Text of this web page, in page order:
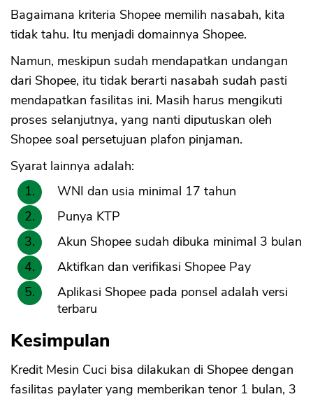
Bagaimana kriteria Shopee memilih nasabah, kita
tidak tahu. Itu menjadi domainnya Shopee.
Namun, meskipun sudah mendapatkan undangan
dari Shopee, itu tidak berarti nasabah sudah pasti
mendapatkan fasilitas ini. Masih harus mengikuti
proses selanjutnya, yang nanti diputuskan oleh
Shopee soal persetujuan plafon pinjaman.
Syarat lainnya adalah:
WNI dan usia minimal 17 tahun
Punya KTP
Akun Shopee sudah dibuka minimal 3 bulan
Aktifkan dan verifikasi Shopee Pay
Aplikasi Shopee pada ponsel adalah versi
terbaru
Kesimpulan
Kredit Mesin Cuci bisa dilakukan di Shopee dengan
fasilitas paylater yang memberikan tenor 1 bulan, 3